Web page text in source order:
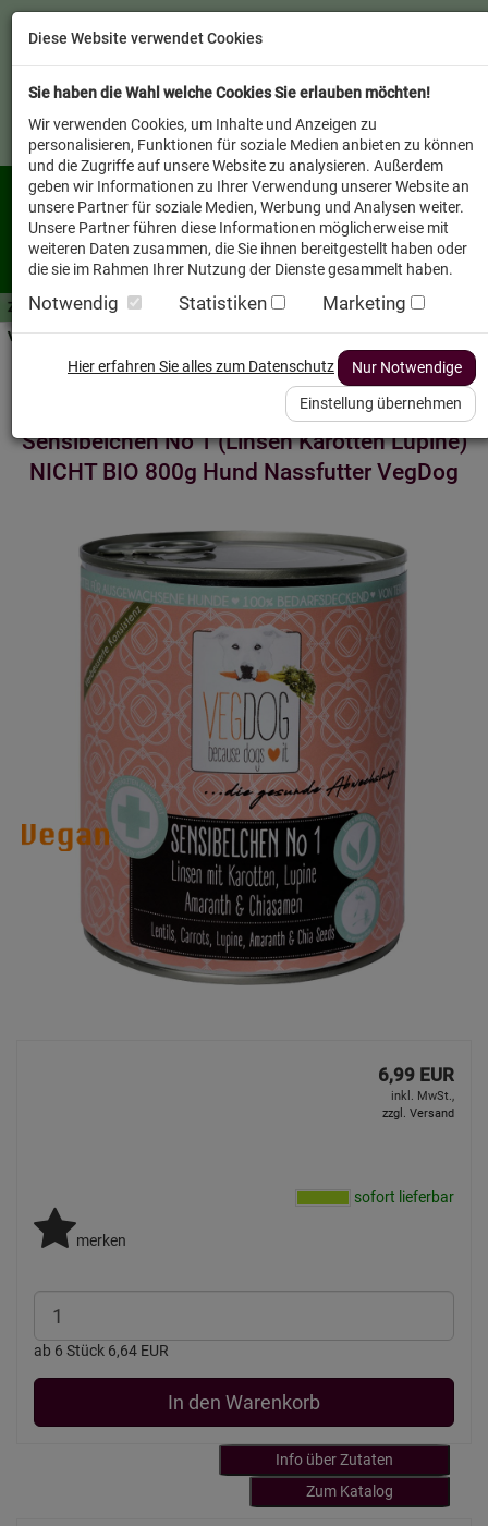
Zutaten A-Z Futterwissen mit Vorrat SPAREN AllesFinder
Service FAQ
Verkäufer vor Ort
Startseite Heimtier Hund Nassfutter
Sensibelchen No 1 (Linsen Karotten Lupine)
NICHT BIO 800g Hund Nassfutter VegDog
6,99 EUR
inkl. MwSt.,
zzgl. Versand
sofort lieferbar
merken
ab 6 Stück 6,64 EUR
In den Warenkorb
Info über Zutaten
Zum Katalog
Diese Website verwendet Cookies
Sie haben die Wahl welche Cookies Sie erlauben möchten!
Wir verwenden Cookies, um Inhalte und Anzeigen zu
personalisieren, Funktionen für soziale Medien anbieten zu können
und die Zugriffe auf unsere Website zu analysieren. Außerdem
geben wir Informationen zu Ihrer Verwendung unserer Website an
unsere Partner für soziale Medien, Werbung und Analysen weiter.
Unsere Partner führen diese Informationen möglicherweise mit
weiteren Daten zusammen, die Sie ihnen bereitgestellt haben oder
die sie im Rahmen Ihrer Nutzung der Dienste gesammelt haben.
Notwendig Statistiken Marketing
Hier erfahren Sie alles zum Datenschutz Nur Notwendige
Einstellung übernehmen